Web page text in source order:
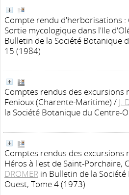
Compte rendu d'herborisations :
Sortie mycologique dans l'Ile
Bulletin de la Société Botanique
15 (1984)
Comptes rendus des excursions
Fenioux (Charente-Maritime) / J.
la Société Botanique du Centre-
Comptes rendus des excursions
Héros à l'est de Saint-Porchaire,
DROMER in Bulletin de la
Ouest, Tome 4 (1973)